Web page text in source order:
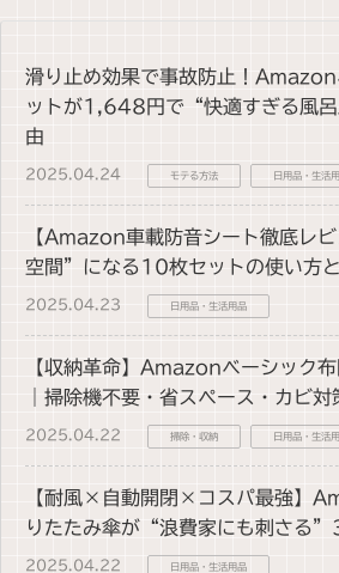
滑り止め効果で事故防止！
ットが1,648円で“快適すぎる風
由
2025.04.24 モテる方法 日用品・生活
【Amazon車載防音シート徹底レ
空間”になる10枚セットの使い方
2025.04.23 日用品・生活用品
【収納革命】Amazonベーシック
｜掃除機不要・省スペース・カビ
2025.04.22 掃除・収納 日用品・生活
【耐風×自動開閉×コスパ最強】
りたたみ傘が“浪費家にも刺さる
2025.04.22 日用品・生活用品